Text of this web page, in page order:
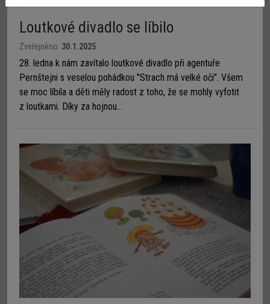
Loutkové divadlo se líbilo
Zveřejněno: 30.1.2025
28. ledna k nám zavítalo loutkové divadlo při agentuře
Pernštejni s veselou pohádkou "Strach má velké oči". Všem
se moc líbila a děti měly radost z toho, že se mohly vyfotit
z loutkami. Díky za hojnou...